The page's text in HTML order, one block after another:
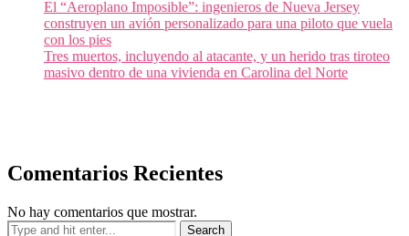
El “Aeroplano Imposible”: ingenieros de Nueva Jersey
construyen un avión personalizado para una piloto que vuela
con los pies
Tres muertos, incluyendo al atacante, y un herido tras tiroteo
masivo dentro de una vivienda en Carolina del Norte
Comentarios Recientes
No hay comentarios que mostrar.